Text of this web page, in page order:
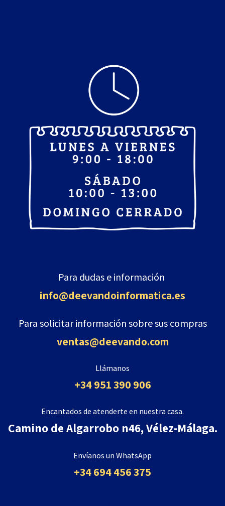
Para dudas e información
info@deevandoinformatica.es
Para solicitar información sobre sus compras
ventas@deevando.com
Llámanos
+34 951 390 906
Encantados de atenderte en nuestra casa.
Camino de Algarrobo n46, Vélez-Málaga.
Envíanos un WhatsApp
+34 694 456 375